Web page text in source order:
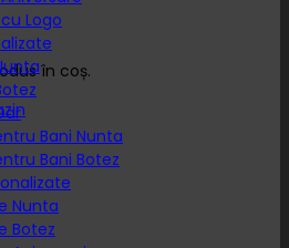
în coș.
Logo
Bani Nunta
Bani Botez
Nunta
Botez